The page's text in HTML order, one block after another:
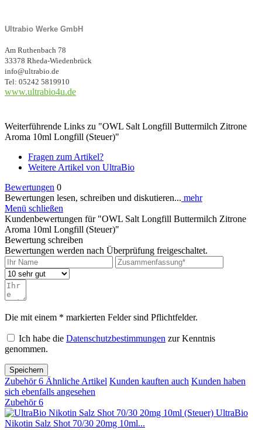
Ultrabio Werke GmbH
Am Ruthenbach 78
33378 Rheda-Wiedenbrück
info@ultrabio.de
Tel: 05242 5819910
www.ultrabio4u.de
Weiterführende Links zu "OWL Salt Longfill Buttermilch Zitrone
Aroma 10ml Longfill (Steuer)"
Fragen zum Artikel?
Weitere Artikel von UltraBio
Bewertungen 0
Bewertungen lesen, schreiben und diskutieren... mehr
Menü schließen
Kundenbewertungen für "OWL Salt Longfill Buttermilch Zitrone
Aroma 10ml Longfill (Steuer)"
Bewertung schreiben
Bewertungen werden nach Überprüfung freigeschaltet.
Die mit einem * markierten Felder sind Pflichtfelder.
Ich habe die Datenschutzbestimmungen zur Kenntnis
genommen.
Speichern
Zubehör6 Ähnliche Artikel Kunden kauften auch Kunden haben
sich ebenfalls angesehen
Zubehör6
UltraBio
Nikotin Salz Shot 70/30 20mg 10ml...